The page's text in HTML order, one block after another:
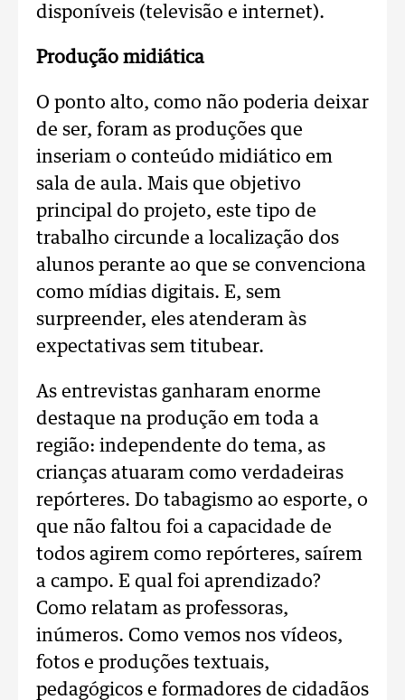
disponíveis (televisão e internet).
Produção midiática
O ponto alto, como não poderia deixar
de ser, foram as produções que
inseriam o conteúdo midiático em
sala de aula. Mais que objetivo
principal do projeto, este tipo de
trabalho circunde a localização dos
alunos perante ao que se convenciona
como mídias digitais. E, sem
surpreender, eles atenderam às
expectativas sem titubear.
As entrevistas ganharam enorme
destaque na produção em toda a
região: independente do tema, as
crianças atuaram como verdadeiras
repórteres. Do tabagismo ao esporte, o
que não faltou foi a capacidade de
todos agirem como repórteres, saírem
a campo. E qual foi aprendizado?
Como relatam as professoras,
inúmeros. Como vemos nos vídeos,
fotos e produções textuais,
pedagógicos e formadores de cidadãos